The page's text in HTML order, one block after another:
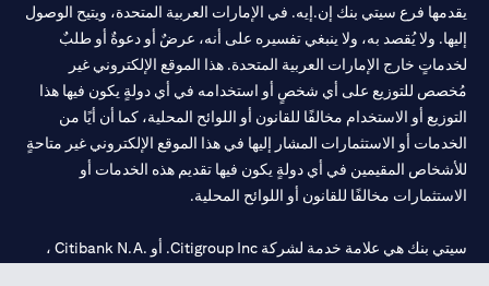
يقدمها فرع سيتي بنك إن.إيه. في الإمارات العربية المتحدة، ويتيح الوصول
إليها. ولا يُقصد به، ولا ينبغي تفسيره على أنه، عرضٌ أو دعوةٌ أو طلبٌ
لخدماتٍ خارج الإمارات العربية المتحدة. هذا الموقع الإلكتروني غير
مُخصص للتوزيع على أي شخصٍ أو استخدامه في أي دولةٍ يكون فيها هذا
التوزيع أو الاستخدام مخالفًا للقانون أو اللوائح المحلية، كما أن أيًا من
الخدمات أو الاستثمارات المشار إليها في هذا الموقع الإلكتروني غير متاحةٍ
للأشخاص المقيمين في أي دولةٍ يكون فيها تقديم هذه الخدمات أو
الاستثمارات مخالفًا للقانون أو اللوائح المحلية.
سيتي بنك هي علامة خدمة لشركة Citigroup Inc. أو .Citibank N.A ،